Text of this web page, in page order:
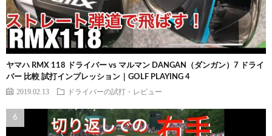
ヤマハ RMX 118 ドライバー vs マルマン DANGAN（ダンガン）7 ドライ
バー 比較 試打インプレッション｜GOLF PLAYING 4
2019.02.13 ドライバーの試打・レビュー